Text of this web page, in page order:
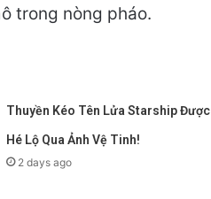
trong nòng pháo.
Thuyền Kéo Tên Lửa Starship Được
Hé Lộ Qua Ảnh Vệ Tinh!
2 days ago